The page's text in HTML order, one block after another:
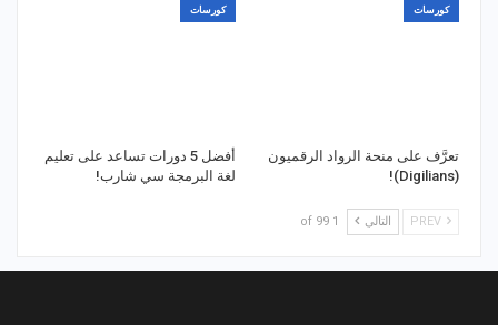
كورسات
تعرَّف على منحة الرواد الرقميون
(Digilians)!
كورسات
أفضل 5 دورات تساعد على تعليم
لغة البرمجة سي شارب!
التالي 1 of 99